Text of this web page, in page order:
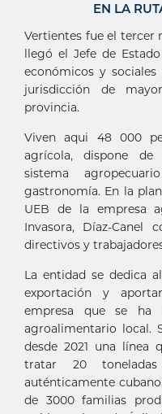
EN LA
Vertientes fue el tercer
llegó el Jefe de
económicos y
jurisdicción de
provincia.
Viven aqui 48 000
agrícola, dispone
sistema
gastronomía. En la
UEB de la empresa
Invasora, Díaz-Canel
directivos y
La entidad se dedica
exportación y
empresa que se ha
agroalimentario local.
desde 2021 una línea
tratar 20
auténticamente
de 3000 familias